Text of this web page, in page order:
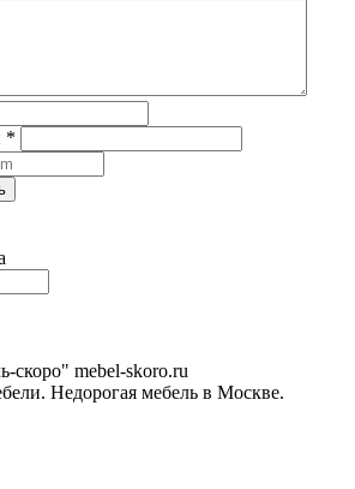
*
скоро" mebel-skoro.ru
Недорогая мебель в Москве.